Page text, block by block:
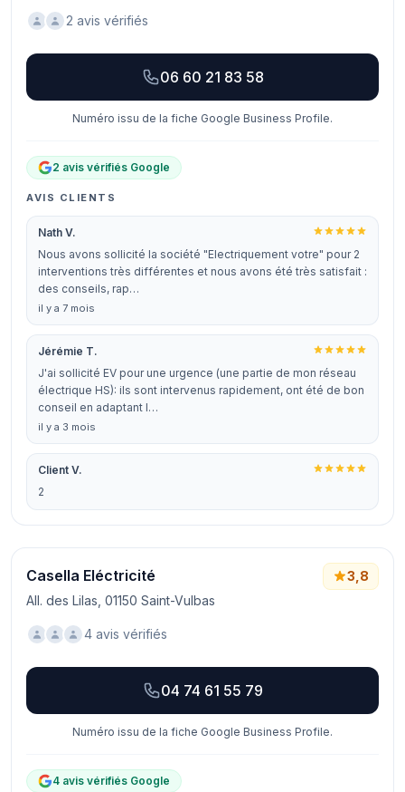
2 avis vérifiés
06 60 21 83 58
Numéro issu de la fiche Google Business Profile.
2 avis vérifiés Google
AVIS CLIENTS
Nath V.
Nous avons sollicité la société "Electriquement votre" pour 2
interventions très différentes et nous avons été très satisfait :
des conseils, rap…
il y a 7 mois
Jérémie T.
J'ai sollicité EV pour une urgence (une partie de mon réseau
électrique HS): ils sont intervenus rapidement, ont été de bon
conseil en adaptant l…
il y a 3 mois
Client V.
2
Casella Eléctricité
All. des Lilas, 01150 Saint-Vulbas
3,8
4 avis vérifiés
04 74 61 55 79
Numéro issu de la fiche Google Business Profile.
4 avis vérifiés Google